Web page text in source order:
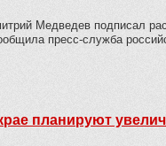
Медведев подписал
пресс-служба
планируют